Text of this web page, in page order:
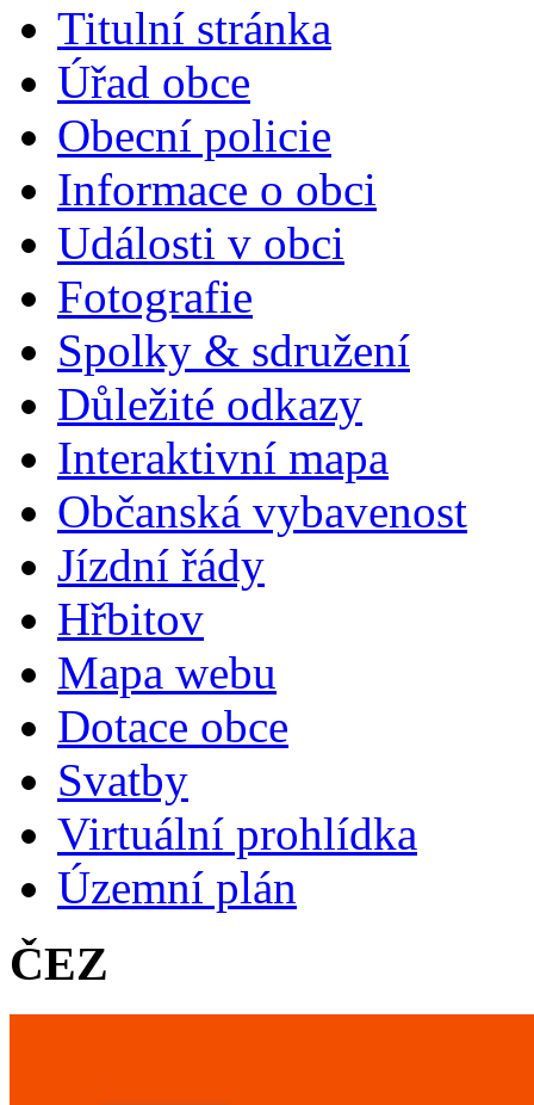
Titulní stránka
Úřad obce
Obecní policie
Informace o obci
Události v obci
Fotografie
Spolky & sdružení
Důležité odkazy
Interaktivní mapa
Občanská vybavenost
Jízdní řády
Hřbitov
Mapa webu
Dotace obce
Svatby
Virtuální prohlídka
Územní plán
ČEZ